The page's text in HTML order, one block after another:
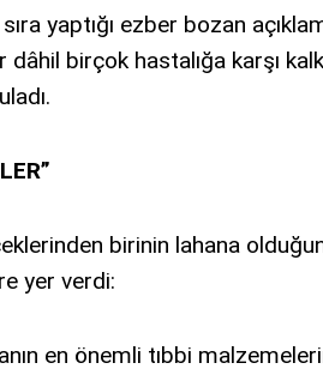
sıra yaptığı ezber bozan
dâhil birçok hastalığa karşı
birinin lahana
yer verdi:
en önemli tıbbi